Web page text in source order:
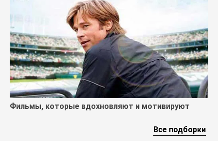
Фильмы, которые вдохновляют и мотивируют
Все подборки